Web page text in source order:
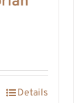
Details